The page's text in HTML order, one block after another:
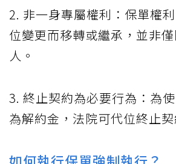
2. 非一身專屬權利：保單權
位變更而移轉或繼承，並非
人。
3. 終止契約為必要行為：為
為解約金，法院可代位終止契